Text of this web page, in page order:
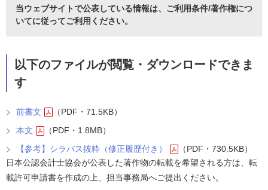
当ウェブサイトで公表している情報は、 ご利用条件/著作権につ
いてに従ってご利用ください。
以下のファイルが閲覧・ダウンロードできま
す
前書文
（PDF・71.5KB）
本文
（PDF・1.8MB）
【参考】シラバス抜粋（修正履歴付き）
（PDF・730.5KB）
日本公認会計士協会が公表した著作物の転載を希望される方は、転
載許可申請書を作成の上、担当事務局へご提出ください。